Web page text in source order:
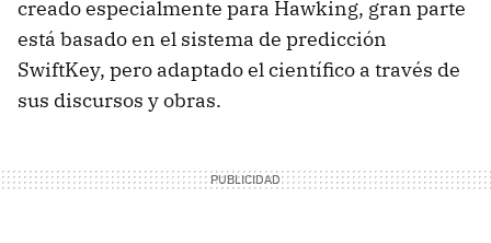
creado especialmente para Hawking, gran parte
está basado en el sistema de predicción
SwiftKey, pero adaptado el científico a través de
sus discursos y obras.